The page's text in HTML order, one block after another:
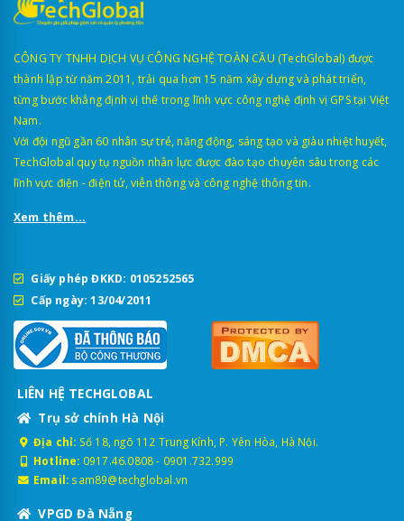
CÔNG TY TNHH DỊCH VỤ CÔNG NGHỆ TOÀN CẦU (TechGlobal) được
thành lập từ năm 2011, trải qua hơn 15 năm xây dựng và phát triển,
từng bước khẳng định vị thế trong lĩnh vực công nghệ định vị GPS tại Việt
Nam.
Với đội ngũ gần 60 nhân sự trẻ, năng động, sáng tạo và giàu nhiệt huyết,
TechGlobal quy tụ nguồn nhân lực được đào tạo chuyên sâu trong các
lĩnh vực điện - điện tử, viễn thông và công nghệ thông tin.
Xem thêm...
Giấy phép ĐKKD: 0105252565
Cấp ngày: 13/04/2011
LIÊN HỆ TECHGLOBAL
Trụ sở chính Hà Nội
Địa chỉ: Số 18, ngõ 112 Trung Kính, P. Yên Hòa, Hà Nội.
Hotline: 0917.46.0808- 0901.732.999
Email: sam89@techglobal.vn
VPGD Đà Nẵng